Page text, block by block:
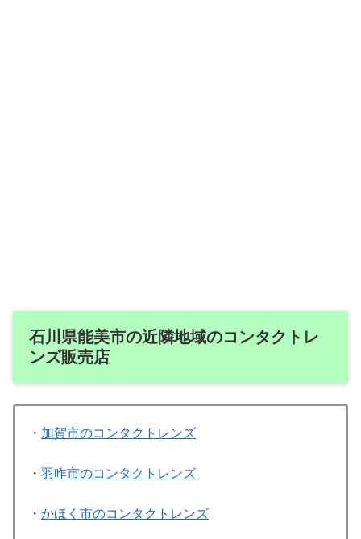
石川県能美市の近隣地域のコンタクトレ
ンズ販売店
・ 加賀市のコンタクトレンズ
・ 羽咋市のコンタクトレンズ
・ かほく市のコンタクトレンズ